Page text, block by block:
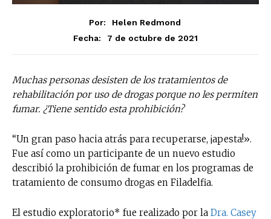
Por:
Helen Redmond
Fecha:
7 de octubre de 2021
Muchas personas desisten de los tratamientos de
rehabilitación por uso de drogas porque no les permiten
fumar. ¿Tiene sentido esta prohibición?
“Un gran paso hacia atrás para recuperarse, ¡apesta!».
Fue así como un participante de un nuevo estudio
describió la prohibición de fumar en los programas de
tratamiento de consumo drogas en Filadelfia.
El estudio exploratorio* fue realizado por la Dra. Casey